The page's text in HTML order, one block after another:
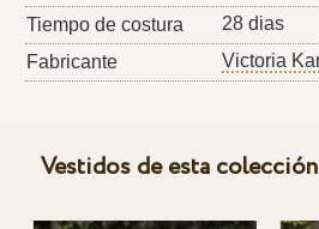
Tiempo de costura
28 dias
Fabricante
Victoria
Vestidos de esta colección